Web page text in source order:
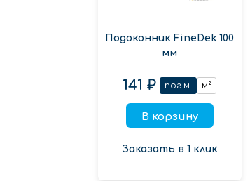
Подоконник FineDek 100
мм
141 ₽ пог.м. м²
В корзину
Заказать в 1 клик